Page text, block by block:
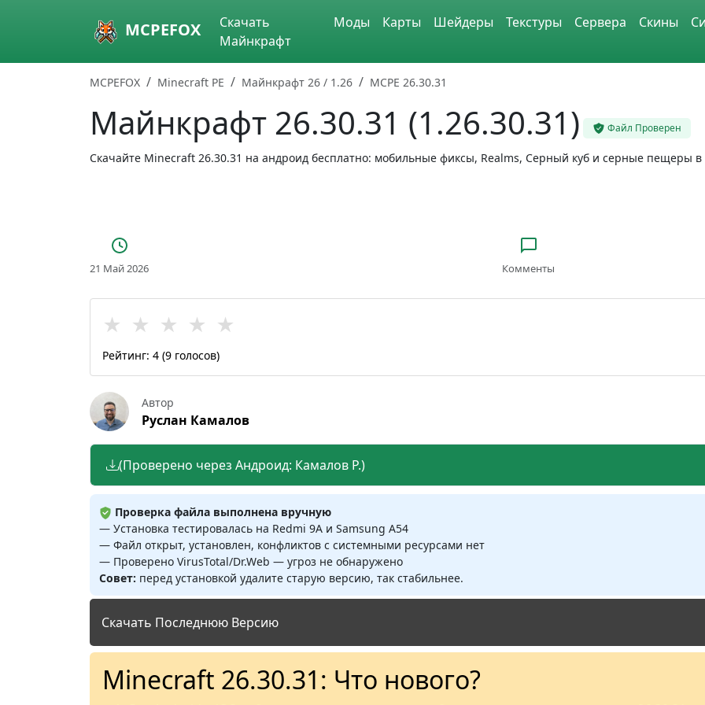
Skip to main content MCPEFOX
Скачать
Майнкрафт
Моды Карты Шейдеры Текстуры Сервера Скины
MCPEFOX Minecraft PE Майнкрафт 26 / 1.26 MCPE 26.30.31
Майнкрафт 26.30.31 (1.26.30.31) Файл Проверен
Скачайте Minecraft 26.30.31 на андроид бесплатно: мобильные фиксы, Realms, Серный куб и серные пещеры в
21 Май 2026 Комменты
★ ★ ★ ★ ★
Рейтинг: 4 (9 голосов)
Автор
Руслан Камалов
(Проверено через Андроид: Камалов Р.)
Проверка файла выполнена вручную
— Установка тестировалась на Redmi 9A и Samsung A54
— Файл открыт, установлен, конфликтов с системными ресурсами нет
— Проверено VirusTotal/Dr.Web — угроз не обнаружено
Совет: перед установкой удалите старую версию, так стабильнее.
Скачать Последнюю Версию
Minecraft 26.30.31: Что нового?